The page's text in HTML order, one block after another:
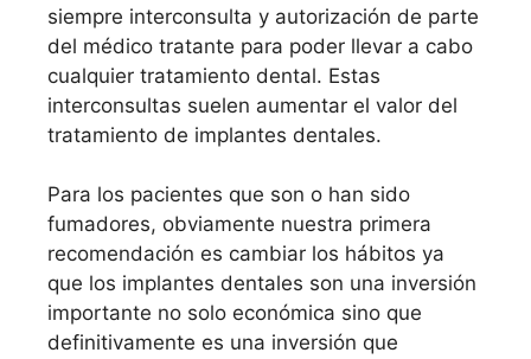
siempre interconsulta y autorización de parte
del médico tratante para poder llevar a cabo
cualquier tratamiento dental. Estas
interconsultas suelen aumentar el valor del
tratamiento de implantes dentales.
Para los pacientes que son o han sido
fumadores, obviamente nuestra primera
recomendación es cambiar los hábitos ya
que los implantes dentales son una inversión
importante no solo económica sino que
definitivamente es una inversión que